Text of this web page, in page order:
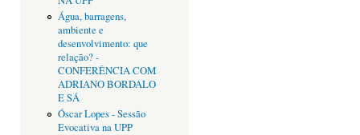
Água, barragens,
ambiente e
desenvolvimento: que
relação? -
CONFERÊNCIA COM
ADRIANO BORDALO
E SÁ
Óscar Lopes - Sessão
Evocativa na UPP